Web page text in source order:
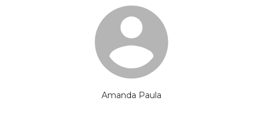
Amanda Paula